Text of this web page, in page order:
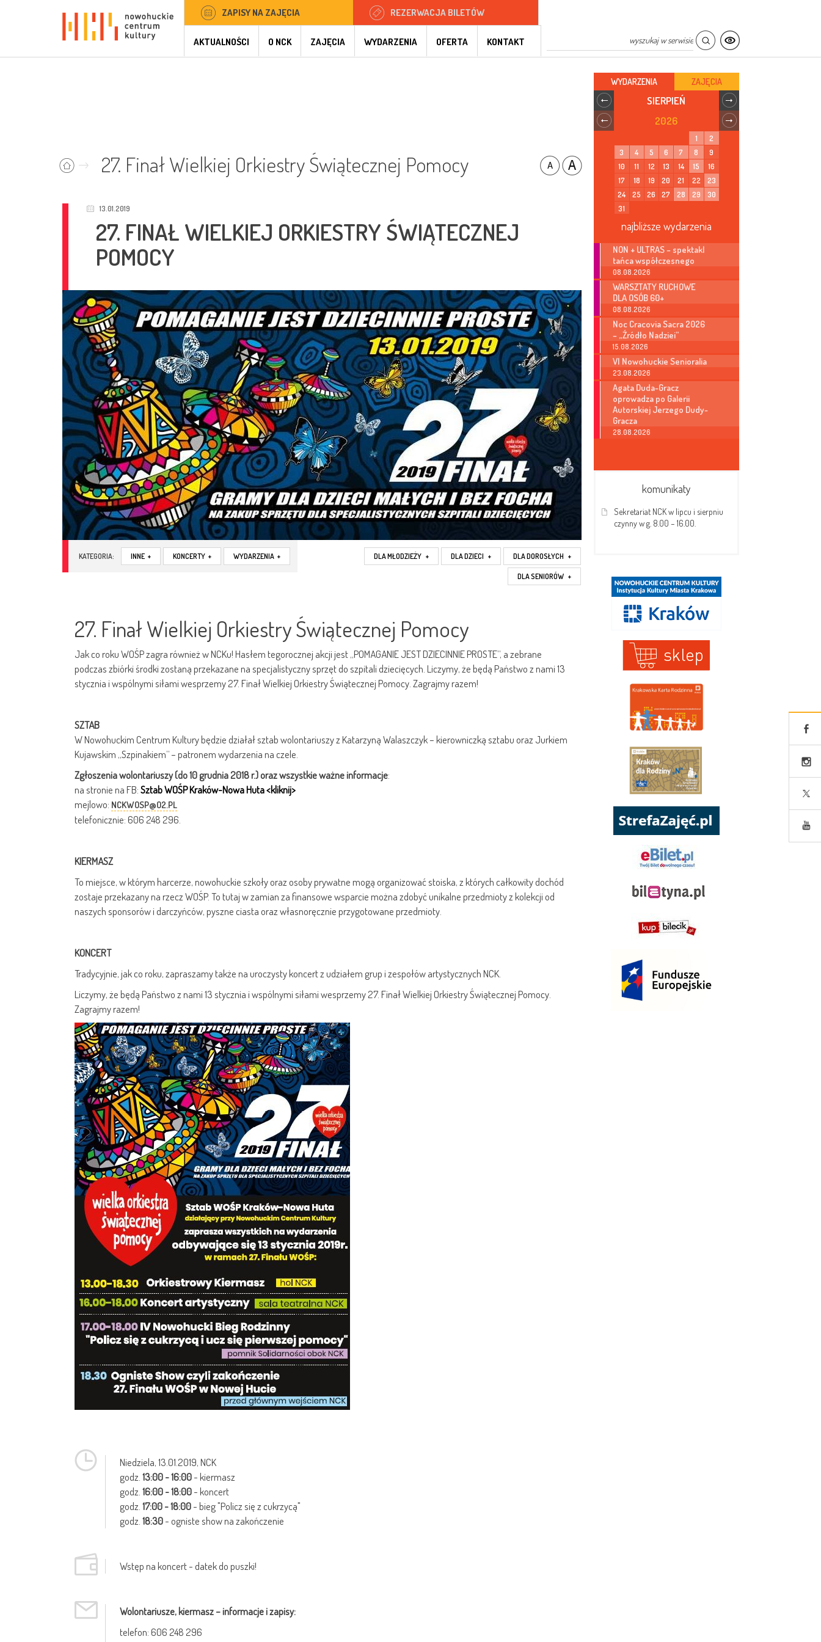
ZAPISY NA ZAJĘCIA REZERWACJA BILETÓW
AKTUALNOŚCI O NCK ZAJĘCIA WYDARZENIA OFERTA KONTAKT
27. Finał Wielkiej Orkiestry Świątecznej Pomocy
13.01.2019
27. FINAŁ WIELKIEJ ORKIESTRY ŚWIĄTECZNEJ
POMOCY
KATEGORIA: INNE + KONCERTY + WYDARZENIA + DLA DOROSŁYCH +
DLA DZIECI +
DLA MŁODZIEŻY +
DLA SENIORÓW +
27. Finał Wielkiej Orkiestry Świątecznej Pomocy
Jak co roku WOŚP zagra również w NCKu! Hasłem tegorocznej akcji jest „POMAGANIE JEST DZIECINNIE PROSTE”, a zebrane
podczas zbiórki środki zostaną przekazane na specjalistyczny sprzęt do szpitali dziecięcych. Liczymy, że będą Państwo z nami 13
stycznia i wspólnymi siłami wesprzemy 27. Finał Wielkiej Orkiestry Świątecznej Pomocy. Zagrajmy razem!
SZTAB
W Nowohuckim Centrum Kultury będzie działał sztab wolontariuszy z Katarzyną Walaszczyk – kierowniczką sztabu oraz Jurkiem
Kujawskim „Szpinakiem” – patronem wydarzenia na czele.
Zgłoszenia wolontariuszy (do 10 grudnia 2018 r.) oraz wszystkie ważne informacje:
na stronie na FB:Sztab WOŚP Kraków-Nowa Huta <kliknij>
mejlowo: NCKWOSP@O2.PL
telefonicznie: 606 248 296.
KIERMASZ
To miejsce, w którym harcerze, nowohuckie szkoły oraz osoby prywatne mogą organizować stoiska, z których całkowity dochód
zostaje przekazany na rzecz WOŚP. To tutaj w zamian za finansowe wsparcie można zdobyć unikalne przedmioty z kolekcji od
naszych sponsorów i darczyńców, pyszne ciasta oraz własnoręcznie przygotowane przedmioty.
KONCERT
Tradycyjnie, jak co roku, zapraszamy także na uroczysty koncert z udziałem grup i zespołów artystycznych NCK.
Liczymy, że będą Państwo z nami 13 stycznia i wspólnymi siłami wesprzemy 27. Finał Wielkiej Orkiestry Świątecznej Pomocy.
Zagrajmy razem!
Niedziela,13.01.2019, NCK
godz.13:00 - 16:00- kiermasz
godz.16:00 - 18:00- koncert
godz.17:00 - 18:00- bieg "Policz się z cukrzycą"
godz.18:30- ogniste show na zakończenie
Wstęp na koncert - datek do puszki!
Wolontariusze, kiermasz – informacje i zapisy:
telefon: 606 248 296
WYDARZENIA ZAJĘCIA
SIERPIEŃ
2026
1
2
3
4 5 6 7 8
9
10
11 12 13 14 15
16
17
18 19 20 21 22
23
24
25 26 27 28 29
30
31
najbliższe wydarzenia
NON + ULTRAS – spektakl
tańca współczesnego
08.08.2026
WARSZTATY RUCHOWE
DLA OSÓB 60+
08.08.2026
Noc Cracovia Sacra 2026
– „Źródło Nadziei”
15.08.2026
VI Nowohuckie Senioralia
23.08.2026
Agata Duda-Gracz
oprowadza po Galerii
Autorskiej Jerzego Dudy-
Gracza
28.08.2026
komunikaty
Sekretariat NCK w lipcu i sierpniu
czynny w g. 8.00 – 16.00.